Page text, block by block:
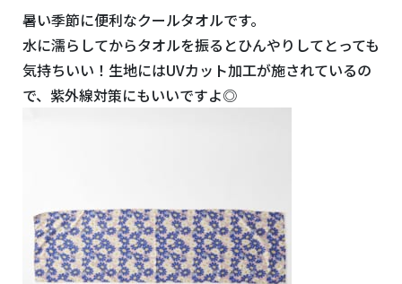
暑い季節に便利なクールタオルです。
水に濡らしてからタオルを振るとひんやりしてとっても
気持ちいい！生地にはUVカット加工が施されているの
で、紫外線対策にもいいですよ◎